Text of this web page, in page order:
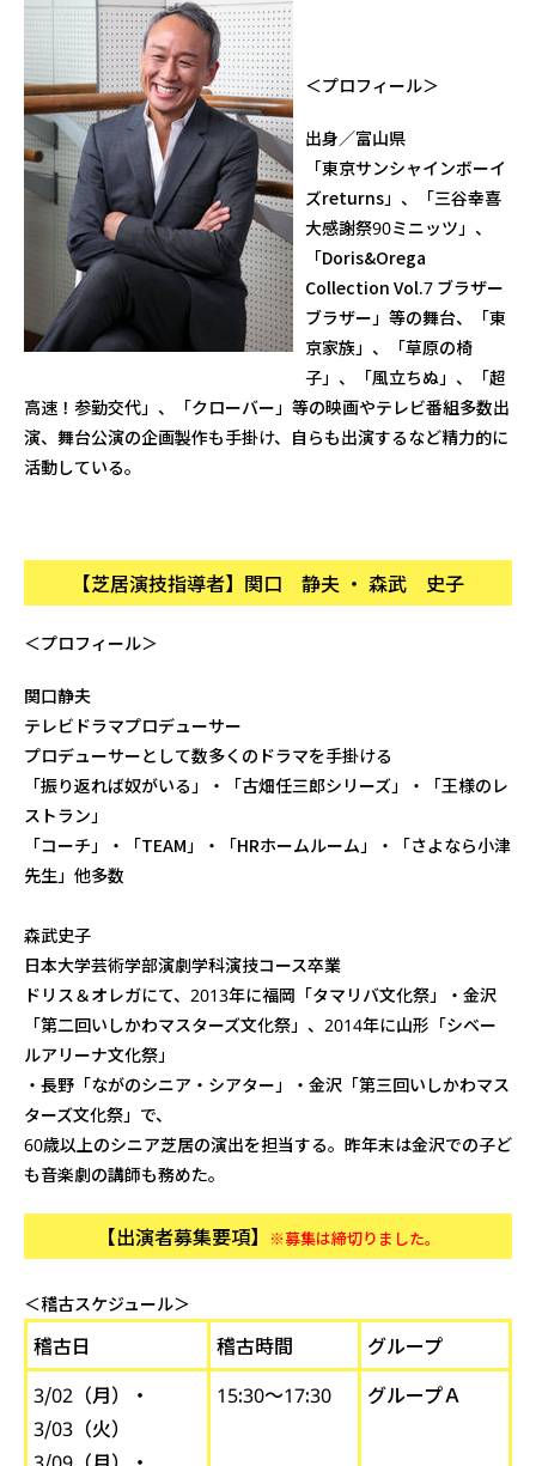
＜プロフィール＞
出身／富山県
「東京サンシャインボーイ
ズreturns」、「三谷幸喜
大感謝祭90ミニッツ」、
「Doris&Orega
Collection Vol.7 ブラザー
ブラザー」等の舞台、「東
京家族」、「草原の椅
子」、「風立ちぬ」、「超
高速！参勤交代」、「クローバー」等の映画やテレビ番組多数出
演、舞台公演の企画製作も手掛け、自らも出演するなど精力的に
活動している。
【芝居演技指導者】関口 静夫 ・ 森武 史子
＜プロフィール＞
関口静夫
テレビドラマプロデューサー
プロデューサーとして数多くのドラマを手掛ける
「振り返れば奴がいる」・「古畑任三郎シリーズ」・「王様のレ
ストラン」
「コーチ」・「TEAM」・「HRホームルーム」・「さよなら小津
先生」他多数
森武史子
日本大学芸術学部演劇学科演技コース卒業
ドリス＆オレガにて、2013年に福岡「タマリバ文化祭」・金沢
「第二回いしかわマスターズ文化祭」、2014年に山形「シベー
ルアリーナ文化祭」
・長野「ながのシニア・シアター」・金沢「第三回いしかわマス
ターズ文化祭」で、
60歳以上のシニア芝居の演出を担当する。昨年末は金沢での子ど
も音楽劇の講師も務めた。
【出演者募集要項】 ※募集は締切りました。
＜稽古スケジュール＞
稽古日 稽古時間
グループ
3/02（月）・
3/03（火）
15:30～17:30 グループＡ